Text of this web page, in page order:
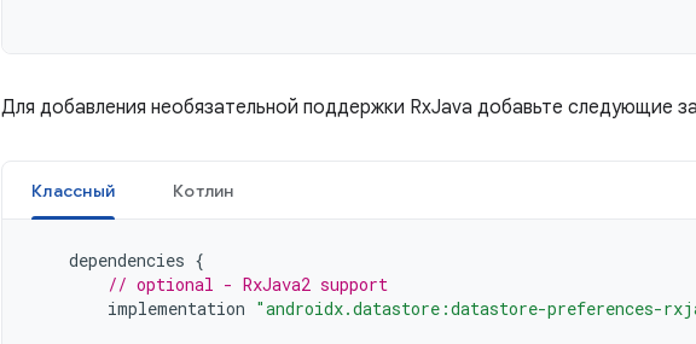
Для добавления необязательной поддержки RxJava добавьте следующие
Классный Котлин
dependencies {
// optional - RxJava2 support
implementation "androidx.datastore:datastore-preferences-